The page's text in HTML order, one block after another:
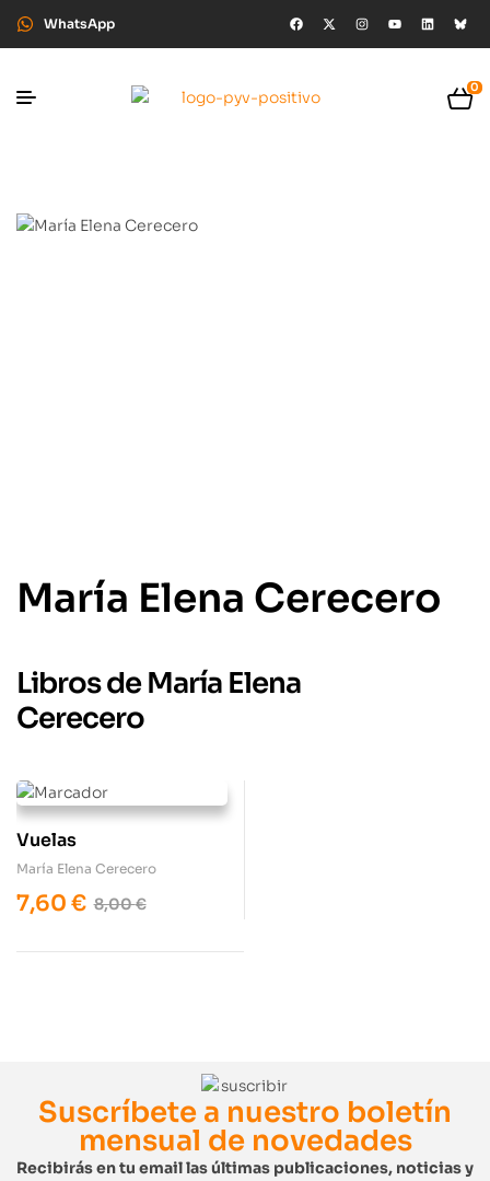
WhatsApp
0
María Elena Cerecero
Libros de María Elena
Cerecero
Vuelas
María Elena Cerecero
8,00€
7,60 €
Suscríbete a nuestro boletín
mensual de novedades
Recibirás en tu email las últimas publicaciones, noticias y